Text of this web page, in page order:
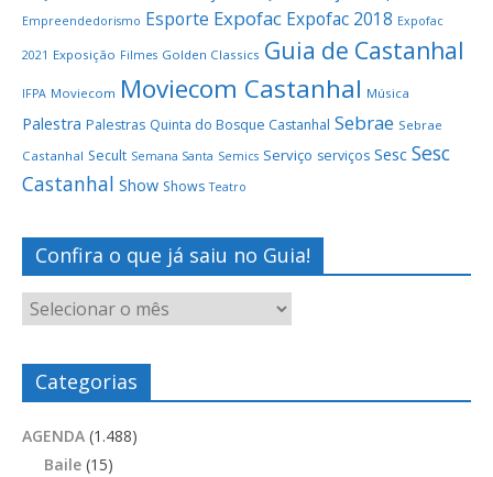
Empreendedorismo Esporte Expofac Expofac 2018 Expofac
2021 Exposição Filmes Golden Classics Guia de Castanhal
IFPA Moviecom Moviecom Castanhal Música
Palestra Palestras Quinta do Bosque Castanhal Sebrae Sebrae
Castanhal Secult Semana Santa Semics Serviço serviços Sesc Sesc
Castanhal Show Shows Teatro
Confira o que já saiu no Guia!
Categorias
AGENDA(1.488)
Baile(15)